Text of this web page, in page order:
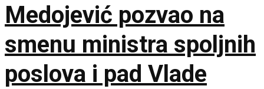
Medojević pozvao na
smenu ministra spoljnih
poslova i pad Vlade